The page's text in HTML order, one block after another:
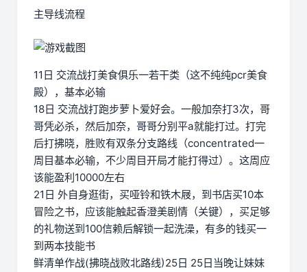
主导线流程
11日 交流战打美食俱乐一若干类（这不纯纯pcr美食
殿），基本必输
18日 交流战打跑步萝卜爱好会。一般加奈打3次，哥
哥凭必杀，然后加奈，哥哥分别平a就能打过。打完
后打拂晓，胜败有双条分支路线（concentrated一
周目基本必输，不少周目开局才能打得过）。这周应
该能盈利10000左右
21日 外自身逛街，买哑铃和铁木屐，到书店买10本
冒险之书，应该能触起香澄美剧情（关键），买足够
的礼物送到100信赖后解锁一起洗澡，有多的钱买一
到两本技能书
鲜清单作战(拂晓战败北路线)25日 25日当晚让妹妹